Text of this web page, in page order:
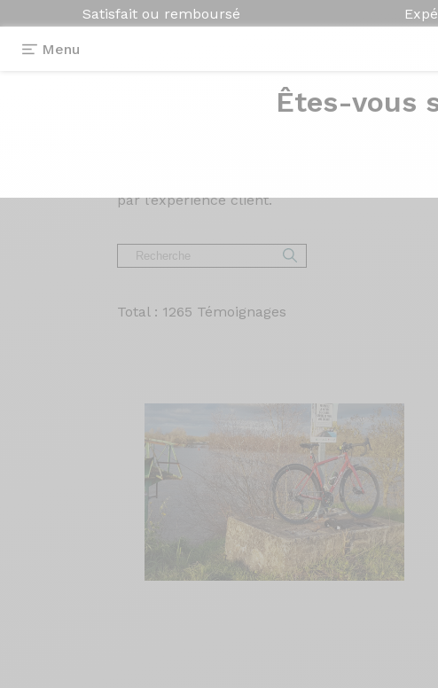
Satisfait ou remboursé
Menu
Êtes-vous
Lisez les avis sur nos vélos de Route, Gravel,
par l’expérience client.
Total : 1265 Témoignages